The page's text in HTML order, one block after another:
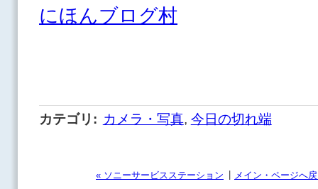
にほんブログ村
カテゴリ : カメラ・写真, 今日の切れ端
« ソニーサービスステーション メイン・ページへ